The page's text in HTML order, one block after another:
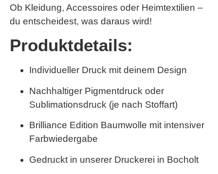
Ob Kleidung, Accessoires oder Heimtextilien –
du entscheidest, was daraus wird!
Produktdetails:
Individueller Druck mit deinem Design
Nachhaltiger Pigmentdruck oder
Sublimationsdruck (je nach Stoffart)
Brilliance Edition Baumwolle mit intensiver
Farbwiedergabe
Gedruckt in unserer Druckerei in Bocholt